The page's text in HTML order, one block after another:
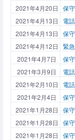
2021年4月20日
保
2021年4月13日
電
2021年4月13日
保
2021年4月12日
緊
2021年4月7日
保
2021年3月9日
電
2021年2月10日
電
2021年2月4日
保
2021年1月28日
保
2021年1月28日
保
2021年1月28日
保